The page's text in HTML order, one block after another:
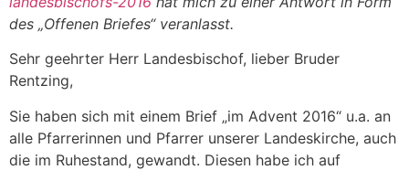
des „Offenen Briefes“ veranlasst.
Sehr geehrter Herr Landesbischof, lieber Bruder
Rentzing,
Sie haben sich mit einem Brief „im Advent 2016“ u.a. an
alle Pfarrerinnen und Pfarrer unserer Landeskirche, auch
die im Ruhestand, gewandt. Diesen habe ich auf